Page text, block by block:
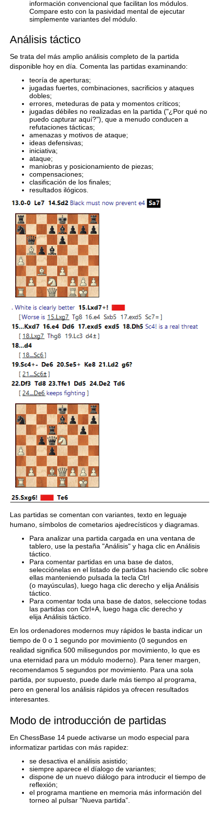
información convencional que facilitan los módulos.
Compare esto con la pasividad mental de ejecutar
simplemente variantes del módulo.
Análisis táctico
Se trata del más amplio análisis completo de la partida
disponible hoy en día. Comenta las partidas examinando:
teoría de aperturas;
jugadas fuertes, combinaciones, sacrificios y ataques
dobles;
errores, meteduras de pata y momentos críticos;
jugadas débiles no realizadas en la partida ("¿Por qué no
puedo capturar aquí?"), que a menudo conducen a
refutaciones tácticas;
amenazas y motivos de ataque;
ideas defensivas;
iniciativa;
ataque;
maniobras y posicionamiento de piezas;
compensaciones;
clasificación de los finales;
resultados ilógicos.
Las partidas se comentan con variantes, texto en leguaje
humano, símbolos de cometarios ajedrecísticos y diagramas.
Para analizar una partida cargada en una ventana de
tablero, use la pestaña "Análisis" y haga clic en Análisis
táctico.
Para comentar partidas en una base de datos,
selecciónelas en el listado de partidas haciendo clic sobre
ellas manteniendo pulsada la tecla Ctrl
(o mayúsculas), luego haga clic derecho y elija Análisis
táctico.
Para comentar toda una base de datos, seleccione todas
las partidas con Ctrl+A, luego haga clic derecho y
elija Análisis táctico.
En los ordenadores modernos muy rápidos le basta indicar un
tiempo de 0 o 1 segundo por movimiento (0 segundos en
realidad significa 500 milisegundos por movimiento, lo que es
una eternidad para un módulo moderno). Para tener margen,
recomendamos 5 segundos por movimiento. Para una sola
partida, por supuesto, puede darle más tiempo al programa,
pero en general los análisis rápidos ya ofrecen resultados
interesantes.
Modo de introducción de partidas
En ChessBase 14 puede activarse un modo especial para
informatizar partidas con más rapidez:
se desactiva el análisis asistido;
siempre aparece el díalogo de variantes;
dispone de un nuevo diálogo para introducir el tiempo de
reflexión;
el programa mantiene en memoria más información del
torneo al pulsar "Nueva partida”.